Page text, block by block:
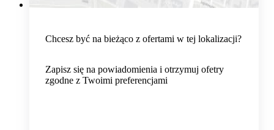
Chcesz być na bieżąco z ofertami w tej lokalizacji?
Zapisz się na powiadomienia i otrzymuj ofetry
zgodne z Twoimi preferencjami